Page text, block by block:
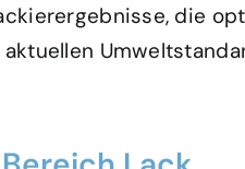
die
aktuellen